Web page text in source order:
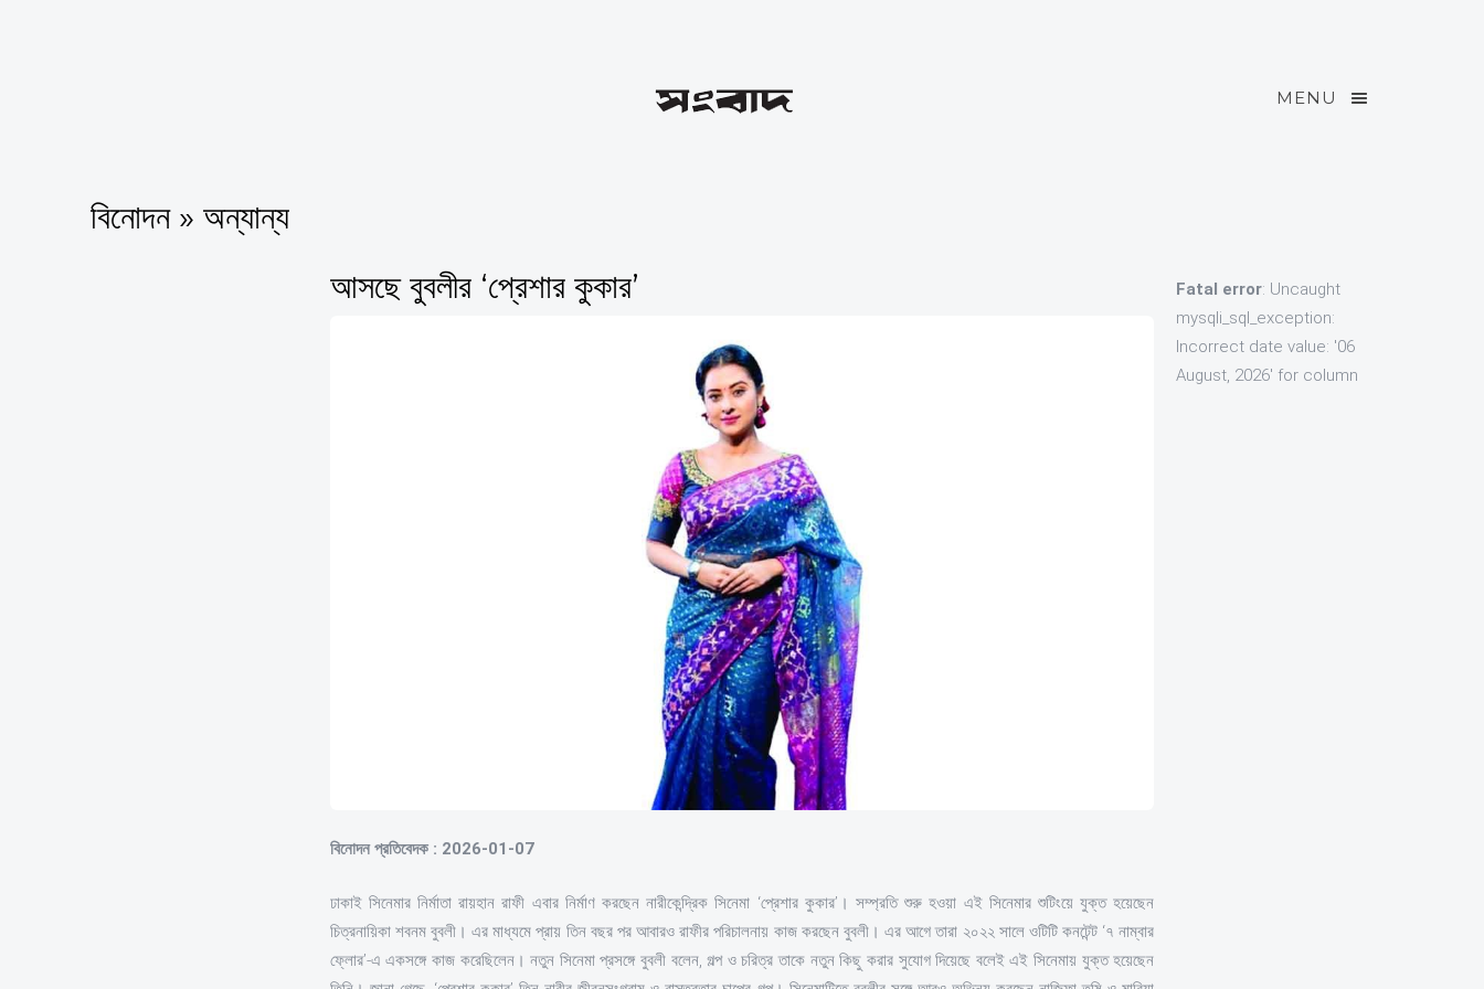
MENU
বিনোদন » অন্যান্য
আসছে বুবলীর ‘প্রেশার কুকার’
বিনোদন প্রতিবেদক : 2026-01-07
ঢাকাই সিনেমার নির্মাতা রায়হান রাফী এবার নির্মাণ করছেন নারীকেন্দ্রিক সিনেমা ‘প্রেশার কুকার’। সম্প্রতি শুরু হওয়া এই সিনেমার শুটিংয়ে যুক্ত হয়েছেন
চিত্রনায়িকা শবনম বুবলী। এর মাধ্যমে প্রায় তিন বছর পর আবারও রাফীর পরিচালনায় কাজ করছেন বুবলী। এর আগে তারা ২০২২ সালে ওটিটি কনটেন্ট ‘৭ নাম্বার
ফ্লোর’-এ একসঙ্গে কাজ করেছিলেন। নতুন সিনেমা প্রসঙ্গে বুবলী বলেন, গল্প ও চরিত্র তাকে নতুন কিছু করার সুযোগ দিয়েছে বলেই এই সিনেমায় যুক্ত হয়েছেন
Fatal error: Uncaught
mysqli_sql_exception:
Incorrect date value: '06
August, 2026' for column